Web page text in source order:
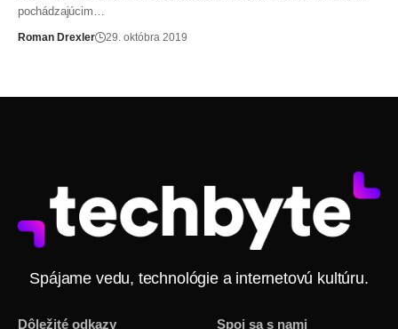
pochádzajúcim…
Roman Drexler 29. októbra 2019
Spájame vedu, technológie a internetovú kultúru.
Dôležité odkazy Spoj sa s nami